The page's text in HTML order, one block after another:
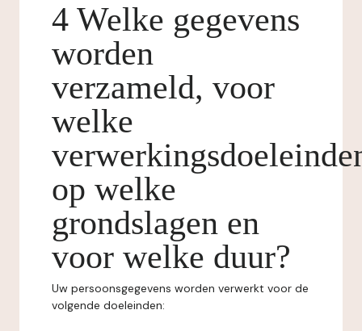
4 Welke gegevens
worden
verzameld, voor
welke
op welke
grondslagen en
voor welke duur?
Uw persoonsgegevens worden verwerkt voor de
volgende doeleinden: